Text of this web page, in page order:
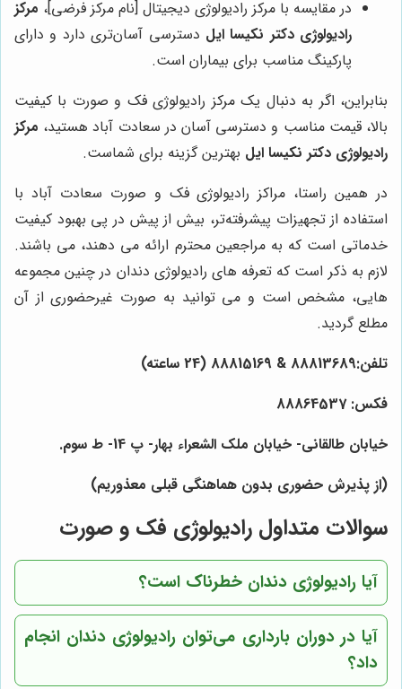
در مقایسه با مرکز رادیولوژی دیجیتال [نام مرکز فرضی]، مرکز
رادیولوژی دکتر نکیسا ایل دسترسی آسان‌تری دارد و دارای
پارکینگ مناسب برای بیماران است.
بنابراین، اگر به دنبال یک مرکز رادیولوژی فک و صورت با کیفیت
بالا، قیمت مناسب و دسترسی آسان در سعادت آباد هستید، مرکز
رادیولوژی دکتر نکیسا ایل بهترین گزینه برای شماست.
در همین راستا، مراکز رادیولوژی فک و صورت سعادت آباد با
استفاده از تجهیزات پیشرفته‌تر، بیش از پیش در پی بهبود کیفیت
خدماتی است که به مراجعین محترم ارائه می دهند، می باشند.
لازم به ذکر است که تعرفه های رادیولوژی دندان در چنین مجموعه
هایی، مشخص است و می توانید به صورت غیرحضوری از آن
مطلع گردید.
تلفن:88813689 & 88815169 (24 ساعته)
فکس: 88864537
خیابان طالقانی- خیابان ملک الشعراء بهار- پ 14- ط سوم.
(از پذیرش حضوری بدون هماهنگی قبلی معذوریم)
سوالات متداول رادیولوژی فک و صورت
آیا رادیولوژی دندان خطرناک است؟
آیا در دوران بارداری می‌توان رادیولوژی دندان انجام
داد؟